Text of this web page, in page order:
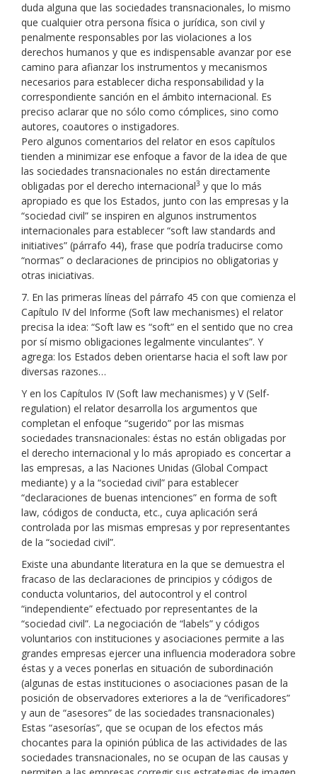
duda alguna que las sociedades transnacionales, lo mismo
que cualquier otra persona física o jurídica, son civil y
penalmente responsables por las violaciones a los
derechos humanos y que es indispensable avanzar por ese
camino para afianzar los instrumentos y mecanismos
necesarios para establecer dicha responsabilidad y la
correspondiente sanción en el ámbito internacional. Es
preciso aclarar que no sólo como cómplices, sino como
autores, coautores o instigadores.
Pero algunos comentarios del relator en esos capítulos
tienden a minimizar ese enfoque a favor de la idea de que
las sociedades transnacionales no están directamente
obligadas por el derecho internacional3 y que lo más
apropiado es que los Estados, junto con las empresas y la
“sociedad civil” se inspiren en algunos instrumentos
internacionales para establecer “soft law standards and
initiatives” (párrafo 44), frase que podría traducirse como
“normas” o declaraciones de principios no obligatorias y
otras iniciativas.
7. En las primeras líneas del párrafo 45 con que comienza el
Capítulo IV del Informe (Soft law mechanismes) el relator
precisa la idea: “Soft law es “soft” en el sentido que no crea
por sí mismo obligaciones legalmente vinculantes”. Y
agrega: los Estados deben orientarse hacia el soft law por
diversas razones…
Y en los Capítulos IV (Soft law mechanismes) y V (Self-
regulation) el relator desarrolla los argumentos que
completan el enfoque “sugerido” por las mismas
sociedades transnacionales: éstas no están obligadas por
el derecho internacional y lo más apropiado es concertar a
las empresas, a las Naciones Unidas (Global Compact
mediante) y a la “sociedad civil” para establecer
“declaraciones de buenas intenciones” en forma de soft
law, códigos de conducta, etc., cuya aplicación será
controlada por las mismas empresas y por representantes
de la “sociedad civil”.
Existe una abundante literatura en la que se demuestra el
fracaso de las declaraciones de principios y códigos de
conducta voluntarios, del autocontrol y el control
“independiente” efectuado por representantes de la
“sociedad civil”. La negociación de “labels” y códigos
voluntarios con instituciones y asociaciones permite a las
grandes empresas ejercer una influencia moderadora sobre
éstas y a veces ponerlas en situación de subordinación
(algunas de estas instituciones o asociaciones pasan de la
posición de observadores exteriores a la de “verificadores”
y aun de “asesores” de las sociedades transnacionales)
Estas “asesorías”, que se ocupan de los efectos más
chocantes para la opinión pública de las actividades de las
sociedades transnacionales, no se ocupan de las causas y